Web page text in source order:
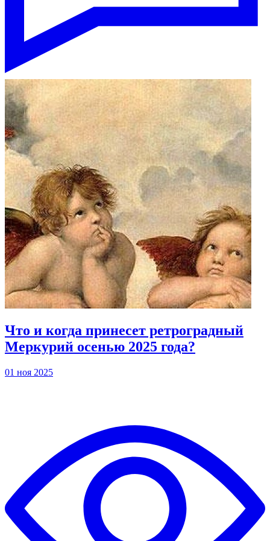
Что и когда принесет ретроградный
Меркурий осенью 2025 года?
01 ноя 2025